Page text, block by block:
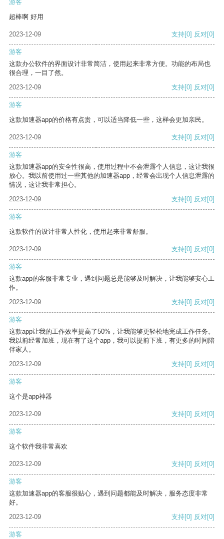
游客
超棒啊 好用
2023-12-09 支持[0] 反对[0]
游客
这款办公软件的界面设计非常简洁，使用起来非常方便。功能的布局也
很合理，一目了然。
2023-12-09
支持[0] 反对[0]
游客
这款加速器app的价格有点贵，可以适当降低一些，这样会更加亲民。
2023-12-09 支持[0] 反对[0]
游客
这款加速器app的安全性很高，使用过程中不会泄露个人信息，这让我很
放心。我以前使用过一些其他的加速器app，经常会出现个人信息泄露的
情况，这让我非常担心。
2023-12-09
支持[0] 反对[0]
游客
这款软件的设计非常人性化，使用起来非常舒服。
2023-12-09 支持[0] 反对[0]
游客
这款app的客服非常专业，遇到问题总是能够及时解决，让我能够安心工
作。
2023-12-09
支持[0] 反对[0]
游客
这款app让我的工作效率提高了50%，让我能够更轻松地完成工作任务。
我以前经常加班，现在有了这个app，我可以提前下班，有更多的时间陪
伴家人。
2023-12-09
支持[0] 反对[0]
游客
这个是app神器
2023-12-09 支持[0] 反对[0]
游客
这个软件我非常喜欢
2023-12-09 支持[0] 反对[0]
游客
这款加速器app的客服很贴心，遇到问题都能及时解决，服务态度非常
好。
2023-12-09
支持[0] 反对[0]
游客